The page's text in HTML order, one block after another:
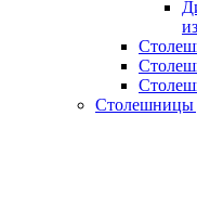
Столешницы